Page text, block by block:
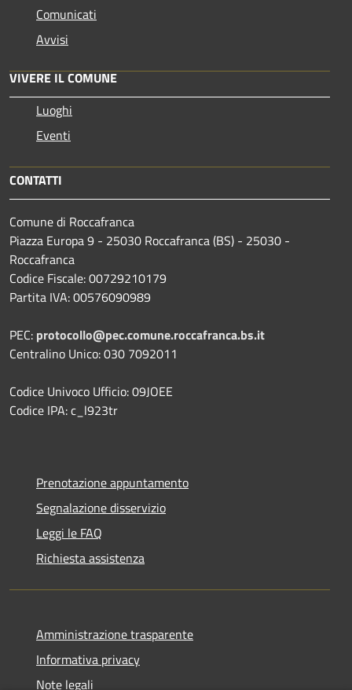
Comunicati
Avvisi
VIVERE IL COMUNE
Luoghi
Eventi
CONTATTI
Comune di Roccafranca
Piazza Europa 9 - 25030 Roccafranca (BS) - 25030 -
Roccafranca
Codice Fiscale: 00729210179
Partita IVA: 00576090989
PEC: protocollo@pec.comune.roccafranca.bs.it
Centralino Unico: 030 7092011
Codice Univoco Ufficio: 09JOEE
Codice IPA: c_l923tr
Prenotazione appuntamento
Segnalazione disservizio
Leggi le FAQ
Richiesta assistenza
Amministrazione trasparente
Informativa privacy
Note legali